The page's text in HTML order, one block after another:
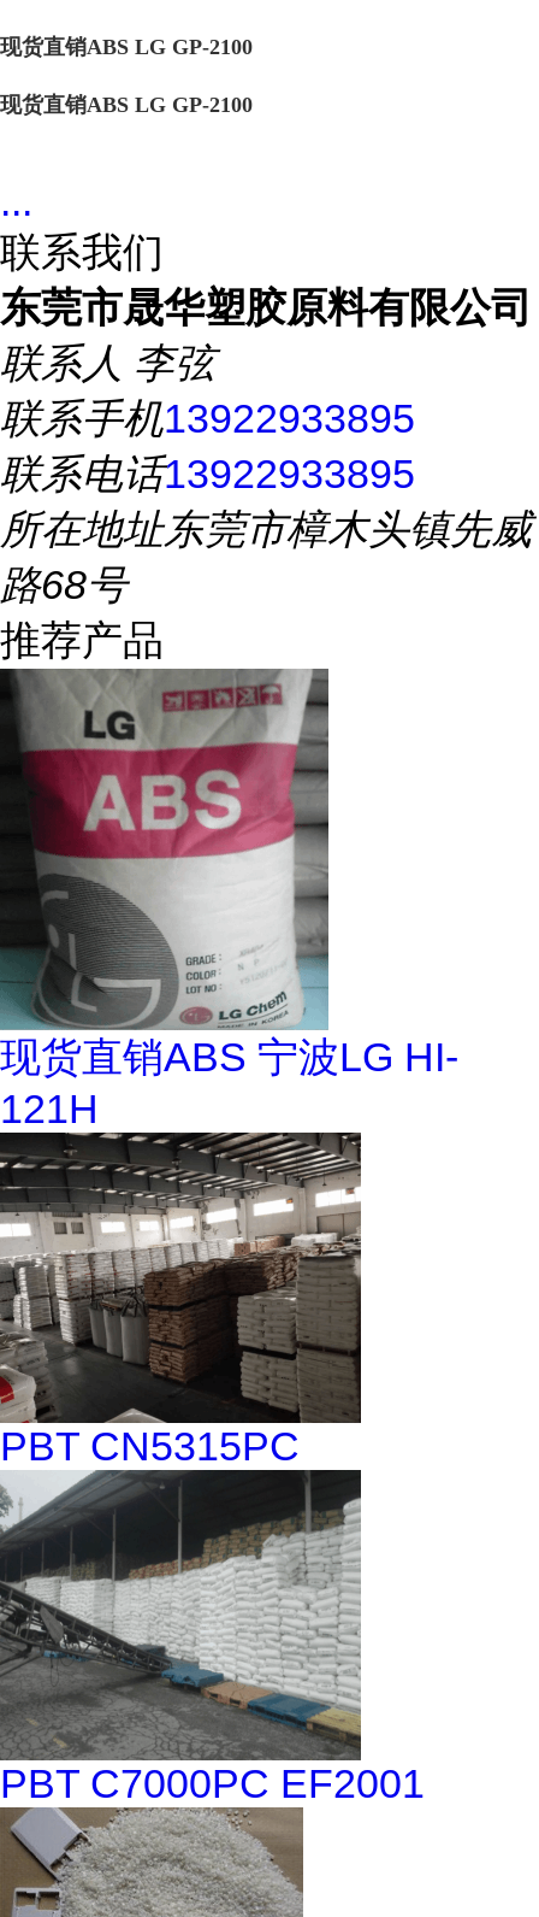
现货直销ABS LG GP-2100
现货直销ABS LG GP-2100
...
联系我们
东莞市晟华塑胶原料有限公司
联系人 李弦
联系手机13922933895
联系电话13922933895
所在地址东莞市樟木头镇先威
路68号
推荐产品
现货直销ABS 宁波LG HI-
121H
PBT CN5315PC
PBT C7000PC EF2001